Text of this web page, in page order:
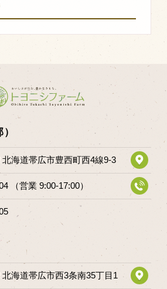
北海道帯広市豊西町西4線9-3
（営業 9:00-17:00）
北海道帯広市西3条南35丁目1